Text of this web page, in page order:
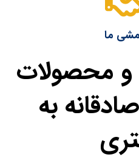
ما
و محصولات
به